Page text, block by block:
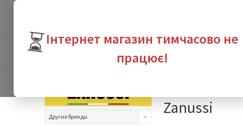
⏳Інтернет магазин тимчасово не
працює!
ВЫГОДНЫЕ
Другие бренды Zanussi